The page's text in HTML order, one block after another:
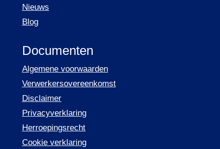
Nieuws
Blog
Documenten
Algemene voorwaarden
Verwerkersovereenkomst
Disclaimer
Privacyverklaring
Herroepingsrecht
Cookie verklaring